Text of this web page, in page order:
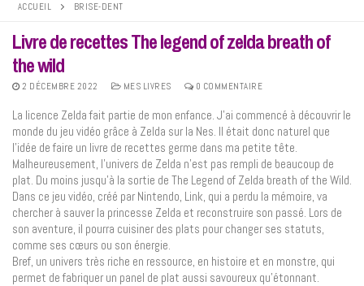
ACCUEIL BRISE-DENT
Livre de recettes The legend of zelda breath of
the wild
2 DÉCEMBRE 2022 MES LIVRES 0 COMMENTAIRE
La licence Zelda fait partie de mon enfance. J’ai commencé à découvrir le
monde du jeu vidéo grâce à Zelda sur la Nes. Il était donc naturel que
l’idée de faire un livre de recettes germe dans ma petite tête.
Malheureusement, l’univers de Zelda n’est pas rempli de beaucoup de
plat. Du moins jusqu’à la sortie de The Legend of Zelda breath of the Wild.
Dans ce jeu vidéo, créé par Nintendo, Link, qui a perdu la mémoire, va
chercher à sauver la princesse Zelda et reconstruire son passé. Lors de
son aventure, il pourra cuisiner des plats pour changer ses statuts,
comme ses cœurs ou son énergie.
Bref, un univers très riche en ressource, en histoire et en monstre, qui
permet de fabriquer un panel de plat aussi savoureux qu’étonnant.